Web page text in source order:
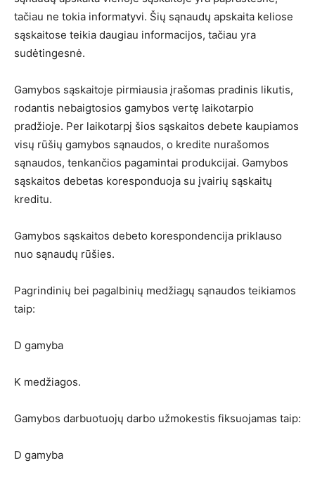
tačiau ne tokia informatyvi. Šių sąnaudų apskaita keliose
sąskaitose teikia daugiau informacijos, tačiau yra
sudėtingesnė.
Gamybos sąskaitoje pirmiausia įrašomas pradinis likutis,
rodantis nebaigtosios gamybos vertę laikotarpio
pradžioje. Per laikotarpį šios sąskaitos debete kaupiamos
visų rūšių gamybos sąnaudos, o kredite nurašomos
sąnaudos, tenkančios pagamintai produkcijai. Gamybos
sąskaitos debetas koresponduoja su įvairių sąskaitų
kreditu.
Gamybos sąskaitos debeto korespondencija priklauso
nuo sąnaudų rūšies.
Pagrindinių bei pagalbinių medžiagų sąnaudos teikiamos
taip:
D gamyba
K medžiagos.
Gamybos darbuotuojų darbo užmokestis fiksuojamas taip:
D gamyba